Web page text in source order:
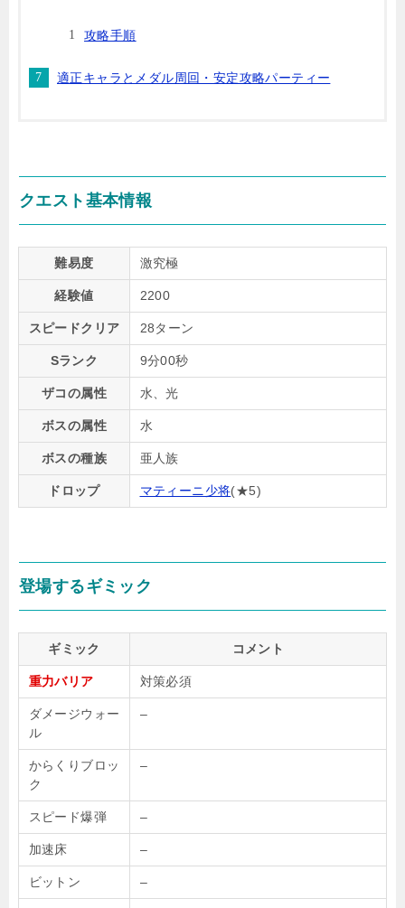
攻略手順
適正キャラとメダル周回・安定攻略パーティー
クエスト基本情報
難易度 激究極
経験値 2200
スピードクリア 28ターン
Sランク 9分00秒
ザコの属性 水、光
ボスの属性 水
ボスの種族 亜人族
ドロップ マティーニ少将(★5)
登場するギミック
ギミック コメント
重力バリア 対策必須
ダメージウォー
ル
–
からくりブロッ
ク
–
スピード爆弾 –
加速床 –
ビットン –